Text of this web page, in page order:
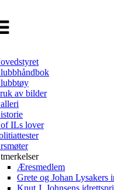
av bilder
ILs lover
Æresmedlem
Grete og Johan Lysakers
Knut J. Johnsens